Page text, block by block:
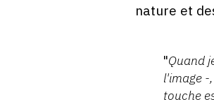
nature et
"Quand
l'image -
touche